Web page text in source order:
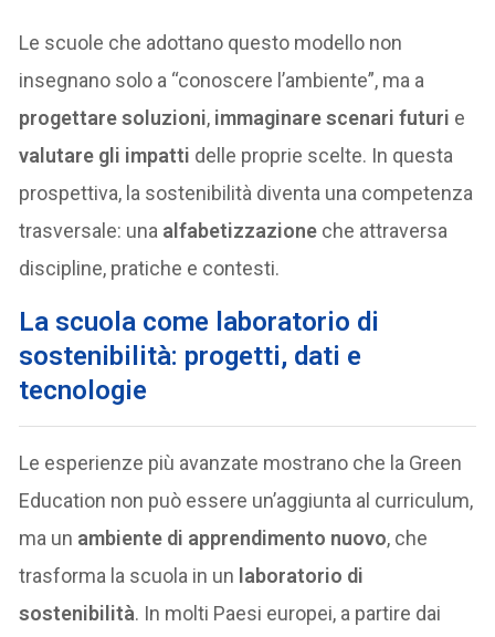
Le scuole che adottano questo modello non
insegnano solo a “conoscere l’ambiente”, ma a
progettare soluzioni, immaginare scenari futuri e
valutare gli impatti delle proprie scelte. In questa
prospettiva, la sostenibilità diventa una competenza
trasversale: una alfabetizzazione che attraversa
discipline, pratiche e contesti.
La scuola come laboratorio di
sostenibilità: progetti, dati e
tecnologie
Le esperienze più avanzate mostrano che la Green
Education non può essere un’aggiunta al curriculum,
ma un ambiente di apprendimento nuovo, che
trasforma la scuola in un laboratorio di
sostenibilità. In molti Paesi europei, a partire dai